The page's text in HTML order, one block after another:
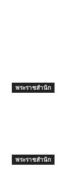
พระราชสำนัก
พระราชสำนัก